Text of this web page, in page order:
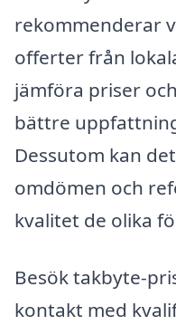
rekommenderar
offerter från
jämföra priser
bättre
Dessutom kan
omdömen och
kvalitet de olika
Besök takbyte-
kontakt med